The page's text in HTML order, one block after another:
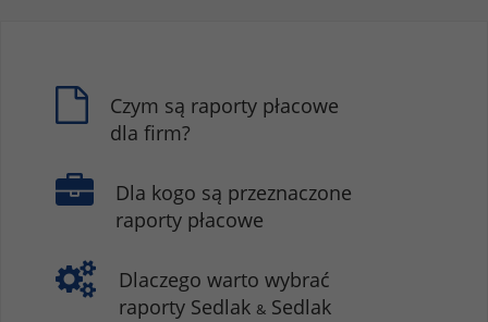
Czym są raporty płacowe
dla firm?
Dla kogo są przeznaczone
raporty płacowe
Dlaczego warto wybrać
raporty Sedlak & Sedlak